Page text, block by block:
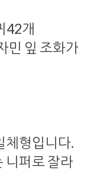
42개
민 잎 조화가
체형입니다.
니퍼로 잘라